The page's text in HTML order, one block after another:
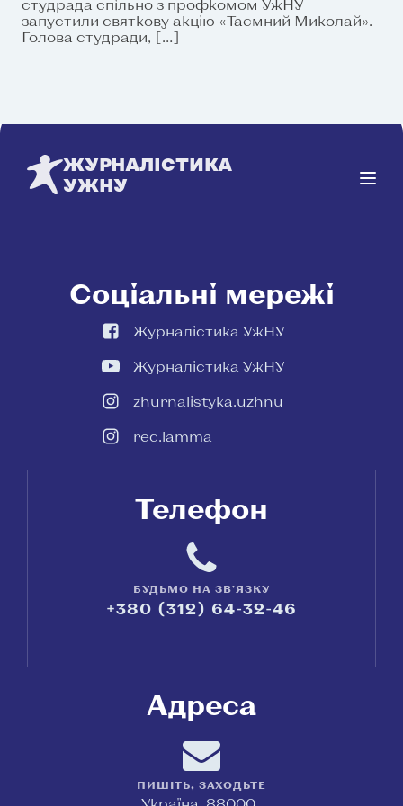
студрада спільно з профкомом УжНУ
запустили святкову акцію «Таємний Миколай».
Голова студради, […]
ЖУРНАЛІСТИКА
УЖНУ
Соціальні мережі
Журналістика УжНУ
Журналістика УжНУ
zhurnalistyka.uzhnu
rec.lamma
Телефон
БУДЬМО НА ЗВ'ЯЗКУ
+380 (312) 64-32-46
Адреса
ПИШІТЬ, ЗАХОДЬТЕ